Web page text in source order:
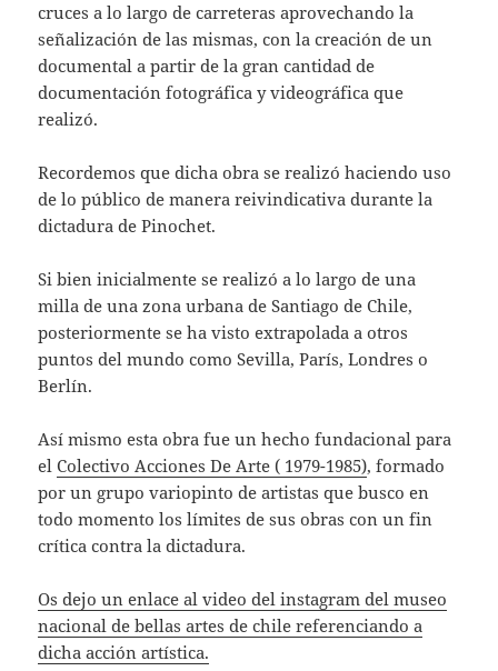
cruces a lo largo de carreteras aprovechando la
señalización de las mismas, con la creación de un
documental a partir de la gran cantidad de
documentación fotográfica y videográfica que
realizó.
Recordemos que dicha obra se realizó haciendo uso
de lo público de manera reivindicativa durante la
dictadura de Pinochet.
Si bien inicialmente se realizó a lo largo de una
milla de una zona urbana de Santiago de Chile,
posteriormente se ha visto extrapolada a otros
puntos del mundo como Sevilla, París, Londres o
Berlín.
Así mismo esta obra fue un hecho fundacional para
elColectivo Acciones De Arte ( 1979-1985), formado
por un grupo variopinto de artistas que busco en
todo momento los límites de sus obras con un fin
crítica contra la dictadura.
Os dejo un enlace al video del instagram del museo
nacional de bellas artes de chile referenciando a
dicha acción artística.